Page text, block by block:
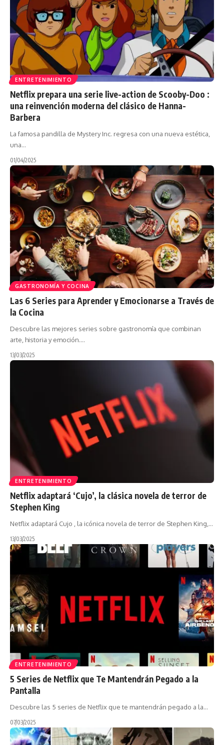
ENTRETENIMIENTO
Netflix prepara una serie live-action de Scooby-Doo :
una reinvención moderna del clásico de Hanna-
Barbera
La famosa pandilla de Mystery Inc. regresa con una nueva estética,
una…
01/04/2025
GASTRONOMÍA Y COCINA
Las 6 Series para Aprender y Emocionarse a Través de
la Cocina
Descubre las mejores series sobre gastronomía que combinan
arte, historia y emoción.…
13/03/2025
ENTRETENIMIENTO
Netflix adaptará ‘Cujo’, la clásica novela de terror de
Stephen King
Netflix adaptará Cujo , la icónica novela de terror de Stephen King,…
13/03/2025
ENTRETENIMIENTO
5 Series de Netflix que Te Mantendrán Pegado a la
Pantalla
Descubre las 5 series de Netflix que te mantendrán pegado a la…
07/03/2025